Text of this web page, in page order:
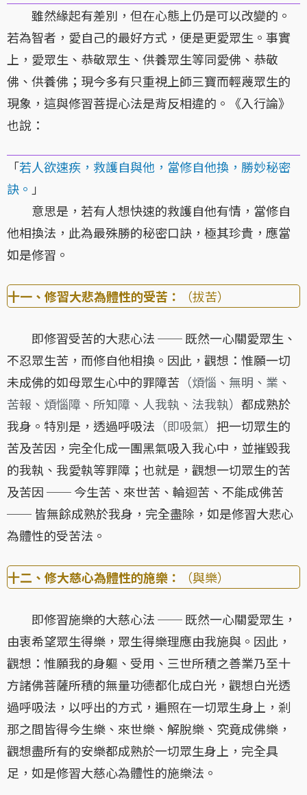
雖然緣起有差別，但在心態上仍是可以改變的。
若為智者，愛自己的最好方式，便是更愛眾生。事實
上，愛眾生、恭敬眾生、供養眾生等同愛佛、恭敬
佛、供養佛；現今多有只重視上師三寶而輕蔑眾生的
現象，這與修習菩提心法是背反相違的。《入行論》
也說：
「若人欲速疾，救護自與他，當修自他換，勝妙秘密
訣。 」
意思是，若有人想快速的救護自他有情，當修自
他相換法，此為最殊勝的秘密口訣，極其珍貴，應當
如是修習。
十一、修習大悲為體性的受苦： （拔苦）
即修習受苦的大悲心法 ── 既然一心關愛眾生、
不忍眾生苦，而修自他相換。因此，觀想：惟願一切
未成佛的如母眾生心中的罪障苦 （煩惱、無明、業、
苦報、煩惱障、所知障、人我執、法我執） 都成熟於
我身。特別是，透過呼吸法 （即吸氣） 把一切眾生的
苦及苦因，完全化成一團黑氣吸入我心中，並摧毀我
的我執、我愛執等罪障；也就是，觀想一切眾生的苦
及苦因 ── 今生苦、來世苦、輪迴苦、不能成佛苦
── 皆無餘成熟於我身，完全盡除，如是修習大悲心
為體性的受苦法。
十二、修大慈心為體性的施樂： （與樂）
即修習施樂的大慈心法 ── 既然一心關愛眾生，
由衷希望眾生得樂，眾生得樂理應由我施與。因此，
觀想：惟願我的身軀、受用、三世所積之善業乃至十
方諸佛菩薩所積的無量功德都化成白光，觀想白光透
過呼吸法，以呼出的方式，遍照在一切眾生身上，剎
那之間皆得今生樂、來世樂、解脫樂、究竟成佛樂，
觀想盡所有的安樂都成熟於一切眾生身上，完全具
足，如是修習大慈心為體性的施樂法。